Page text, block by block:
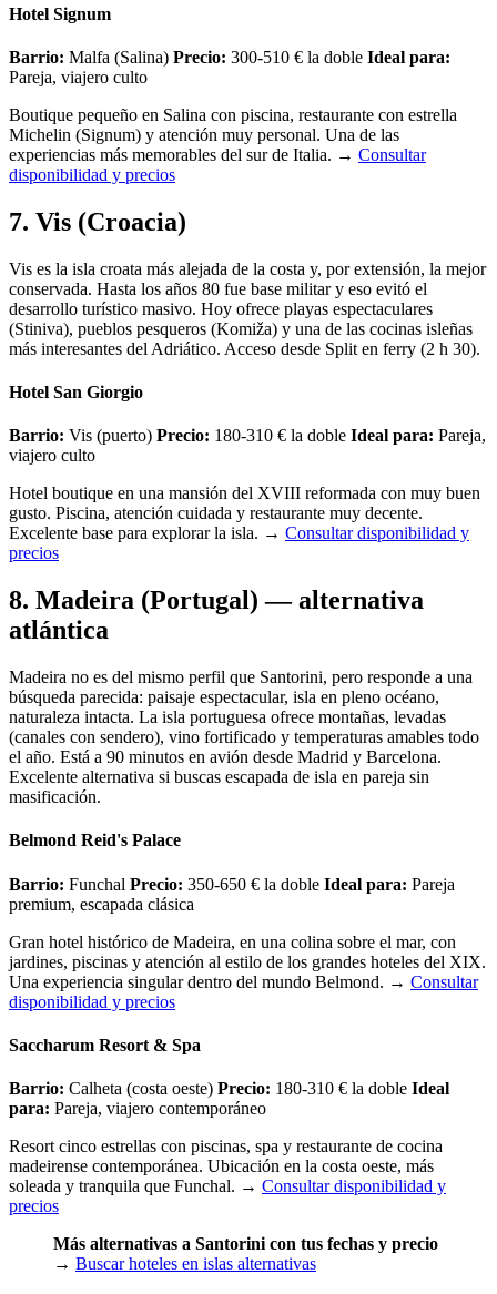
Hotel Signum
Barrio: Malfa (Salina) Precio: 300-510 € la doble Ideal para:
Pareja, viajero culto
Boutique pequeño en Salina con piscina, restaurante con estrella
Michelin (Signum) y atención muy personal. Una de las
experiencias más memorables del sur de Italia. → Consultar
disponibilidad y precios
7. Vis (Croacia)
Vis es la isla croata más alejada de la costa y, por extensión, la mejor
conservada. Hasta los años 80 fue base militar y eso evitó el
desarrollo turístico masivo. Hoy ofrece playas espectaculares
(Stiniva), pueblos pesqueros (Komiža) y una de las cocinas isleñas
más interesantes del Adriático. Acceso desde Split en ferry (2 h 30).
Hotel San Giorgio
Barrio: Vis (puerto) Precio: 180-310 € la doble Ideal para: Pareja,
viajero culto
Hotel boutique en una mansión del XVIII reformada con muy buen
gusto. Piscina, atención cuidada y restaurante muy decente.
Excelente base para explorar la isla. → Consultar disponibilidad y
precios
8. Madeira (Portugal) — alternativa
atlántica
Madeira no es del mismo perfil que Santorini, pero responde a una
búsqueda parecida: paisaje espectacular, isla en pleno océano,
naturaleza intacta. La isla portuguesa ofrece montañas, levadas
(canales con sendero), vino fortificado y temperaturas amables todo
el año. Está a 90 minutos en avión desde Madrid y Barcelona.
Excelente alternativa si buscas escapada de isla en pareja sin
masificación.
Belmond Reid's Palace
Barrio: Funchal Precio: 350-650 € la doble Ideal para: Pareja
premium, escapada clásica
Gran hotel histórico de Madeira, en una colina sobre el mar, con
jardines, piscinas y atención al estilo de los grandes hoteles del XIX.
Una experiencia singular dentro del mundo Belmond. → Consultar
disponibilidad y precios
Saccharum Resort & Spa
Barrio: Calheta (costa oeste) Precio: 180-310 € la doble Ideal
para: Pareja, viajero contemporáneo
Resort cinco estrellas con piscinas, spa y restaurante de cocina
madeirense contemporánea. Ubicación en la costa oeste, más
soleada y tranquila que Funchal. → Consultar disponibilidad y
precios
Más alternativas a Santorini con tus fechas y precio
→ Buscar hoteles en islas alternativas